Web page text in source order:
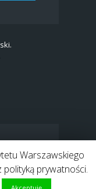
LinkedIn
Warszawskiego
polityką prywatności.